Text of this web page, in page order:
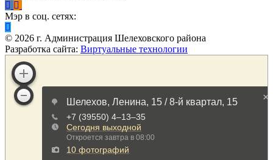
Мэр в соц. сетях:
© 2026 г. Администрация Шелеховского района
Разработка сайта: Виртуальные технологии